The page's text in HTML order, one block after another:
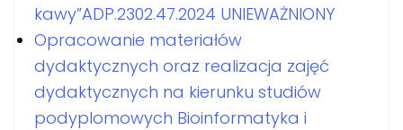
kawy”ADP.2302.47.2024 UNIEWAŻNIONY
Opracowanie materiałów
dydaktycznych oraz realizacja zajęć
dydaktycznych na kierunku studiów
podyplomowych Bioinformatyka i